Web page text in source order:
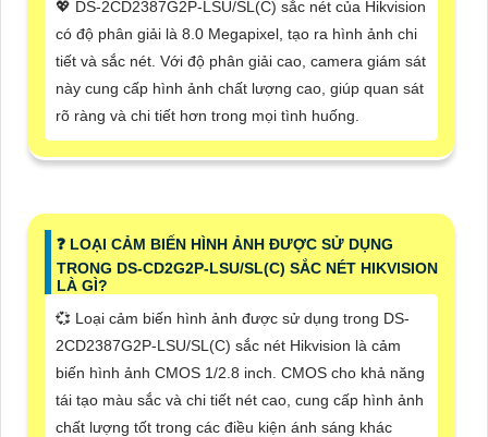
💖 DS-2CD2387G2P-LSU/SL(C) sắc nét của Hikvision
có độ phân giải là 8.0 Megapixel, tạo ra hình ảnh chi
tiết và sắc nét. Với độ phân giải cao, camera giám sát
này cung cấp hình ảnh chất lượng cao, giúp quan sát
rõ ràng và chi tiết hơn trong mọi tình huống.
️❓ LOẠI CẢM BIẾN HÌNH ẢNH ĐƯỢC SỬ DỤNG
TRONG DS-CD2G2P-LSU/SL(C) SẮC NÉT HIKVISION
LÀ GÌ?
💞 Loại cảm biến hình ảnh được sử dụng trong DS-
2CD2387G2P-LSU/SL(C) sắc nét Hikvision là cảm
biến hình ảnh CMOS 1/2.8 inch. CMOS cho khả năng
tái tạo màu sắc và chi tiết nét cao, cung cấp hình ảnh
chất lượng tốt trong các điều kiện ánh sáng khác